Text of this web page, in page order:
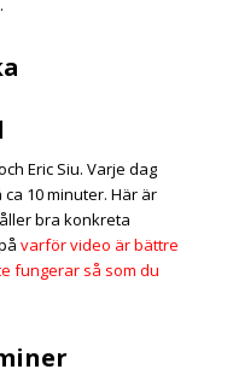
Eric Siu. Varje dag
10 minuter. Här är
bra konkreta
varför video är bättre
fungerar så som du